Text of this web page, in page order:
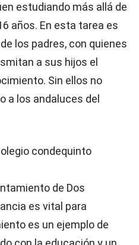
estudiando más allá de
años. En esta tarea es
los padres, con quienes
a sus hijos el
Sin ellos no
a los andaluces del
de Dos
es vital para
es un ejemplo de